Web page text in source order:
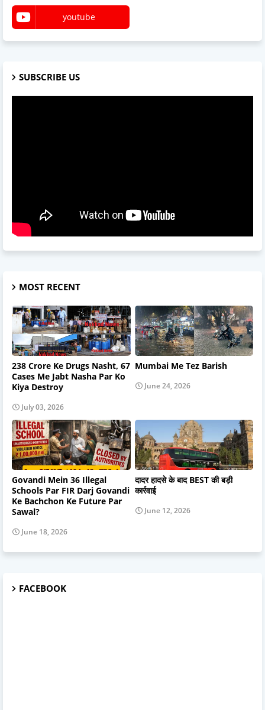
youtube
SUBSCRIBE US
MOST RECENT
238 Crore Ke Drugs Nasht, 67
Cases Me Jabt Nasha Par Ko
Kiya Destroy
July 03, 2026
Mumbai Me Tez Barish
June 24, 2026
Govandi Mein 36 Illegal
Schools Par FIR Darj Govandi
Ke Bachchon Ke Future Par
Sawal?
June 18, 2026
दादर हादसे के बाद BEST की बड़ी
कार्रवाई
June 12, 2026
FACEBOOK